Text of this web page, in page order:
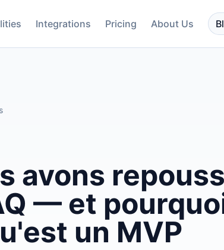
Integrations Pricing About Us
avons
— et
un MVP